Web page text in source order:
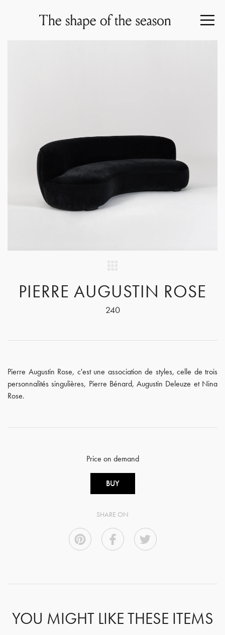
PIERRE AUGUSTIN ROSE
240
Pierre Augustin Rose, c'est une association de styles, celle de trois
personnalités singulières, Pierre Bénard, Augustin Deleuze et Nina
Rose.
Price on demand
BUY
SHARE ON
YOU MIGHT LIKE THESE ITEMS